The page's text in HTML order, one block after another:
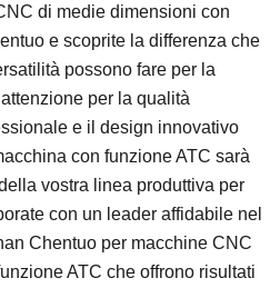
di medie dimensioni con
e scoprite la differenza che
possono fare per la
per la qualità
e il design innovativo
con funzione ATC sarà
vostra linea produttiva per
con un leader affidabile nel
Chentuo per macchine CNC
ATC che offrono risultati